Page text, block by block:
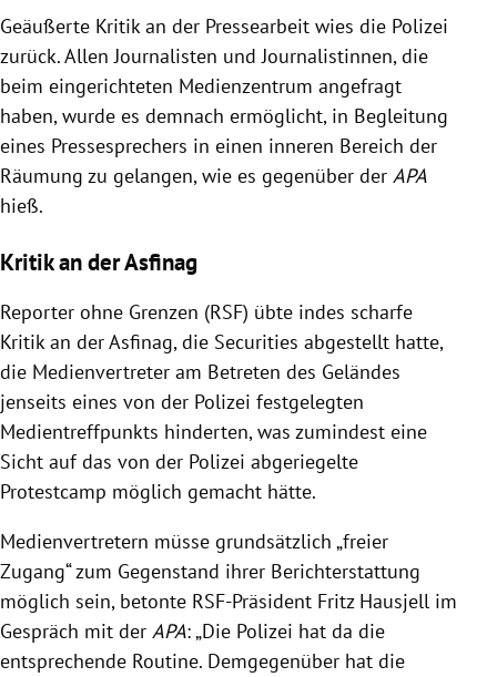
Geäußerte Kritik an der Pressearbeit wies die Polizei
zurück. Allen Journalisten und Journalistinnen, die
beim eingerichteten Medienzentrum angefragt
haben, wurde es demnach ermöglicht, in Begleitung
eines Pressesprechers in einen inneren Bereich der
Räumung zu gelangen, wie es gegenüber der APA
hieß.
Kritik an der Asfinag
Reporter ohne Grenzen (RSF) übte indes scharfe
Kritik an der Asfinag, die Securities abgestellt hatte,
die Medienvertreter am Betreten des Geländes
jenseits eines von der Polizei festgelegten
Medientreffpunkts hinderten, was zumindest eine
Sicht auf das von der Polizei abgeriegelte
Protestcamp möglich gemacht hätte.
Medienvertretern müsse grundsätzlich „freier
Zugang“ zum Gegenstand ihrer Berichterstattung
möglich sein, betonte RSF-Präsident Fritz Hausjell im
Gespräch mit der APA: „Die Polizei hat da die
entsprechende Routine. Demgegenüber hat die